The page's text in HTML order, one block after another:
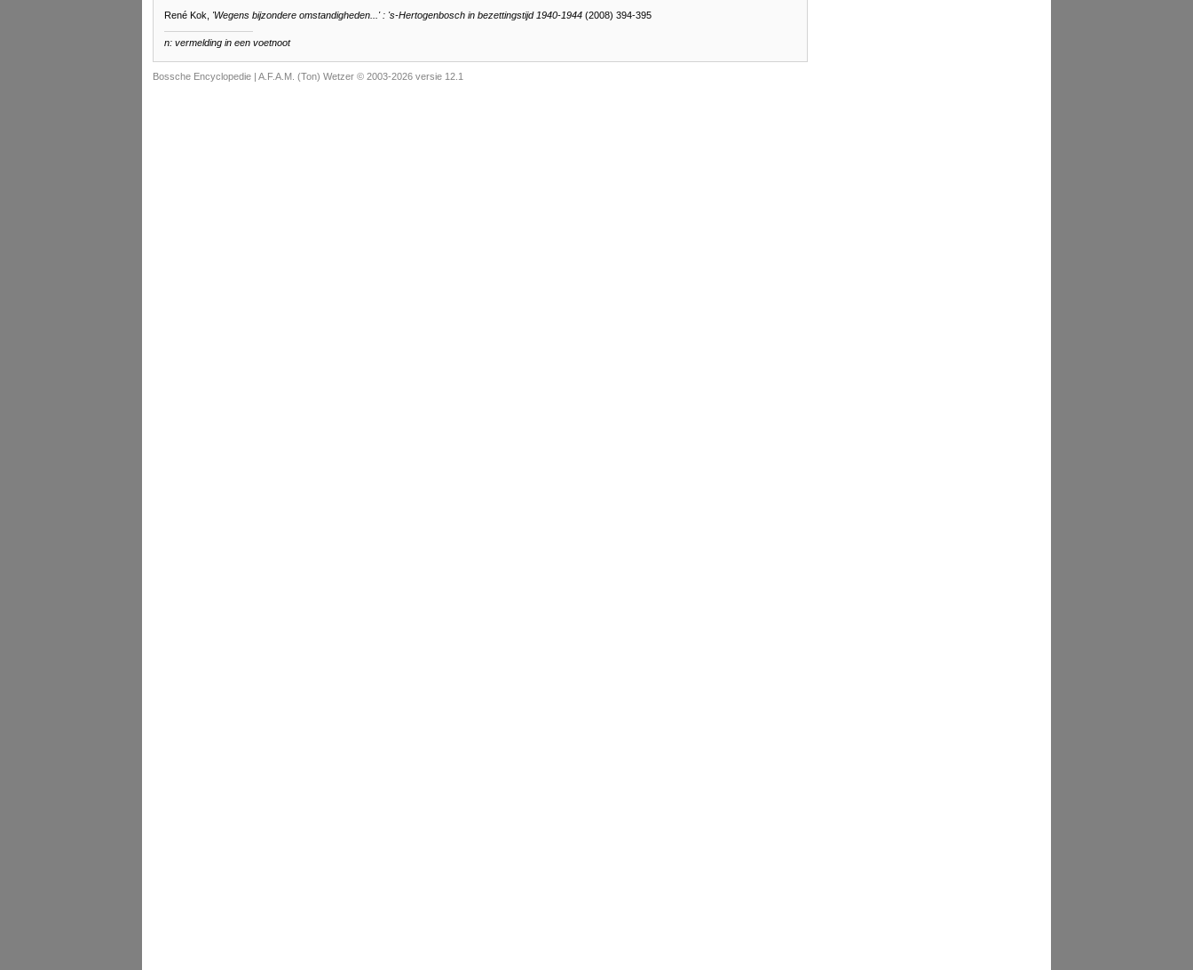
René Kok, 'Wegens bijzondere omstandigheden...' : 's-Hertogenbosch in bezettingstijd 1940-1944 (2008) 394-395
n: vermelding in een voetnoot
Bossche Encyclopedie | A.F.A.M. (Ton) Wetzer © 2003-2026 versie 12.1